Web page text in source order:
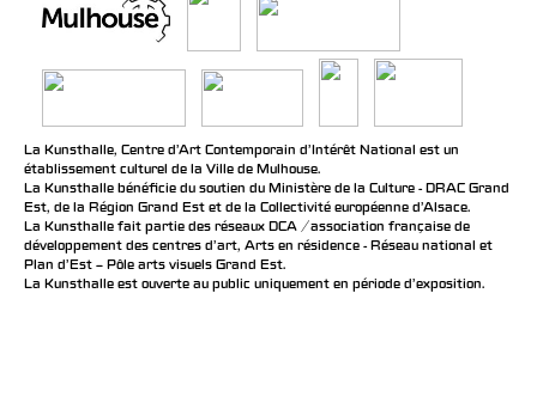
La Kunsthalle, Centre d’Art Contemporain d’Intérêt National est un
établissement culturel de la Ville de Mulhouse.
La Kunsthalle bénéficie du soutien du Ministère de la Culture - DRAC Grand
Est, de la Région Grand Est et de la Collectivité européenne d’Alsace.
La Kunsthalle fait partie des réseaux DCA / association française de
développement des centres d'art, Arts en résidence - Réseau national et
Plan d’Est – Pôle arts visuels Grand Est.
La Kunsthalle est ouverte au public uniquement en période d'exposition.